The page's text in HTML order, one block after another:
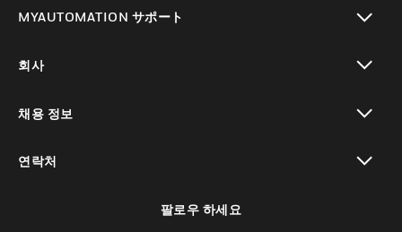
MYAUTOMATION サポート
회사
채용 정보
연락처
팔로우 하세요